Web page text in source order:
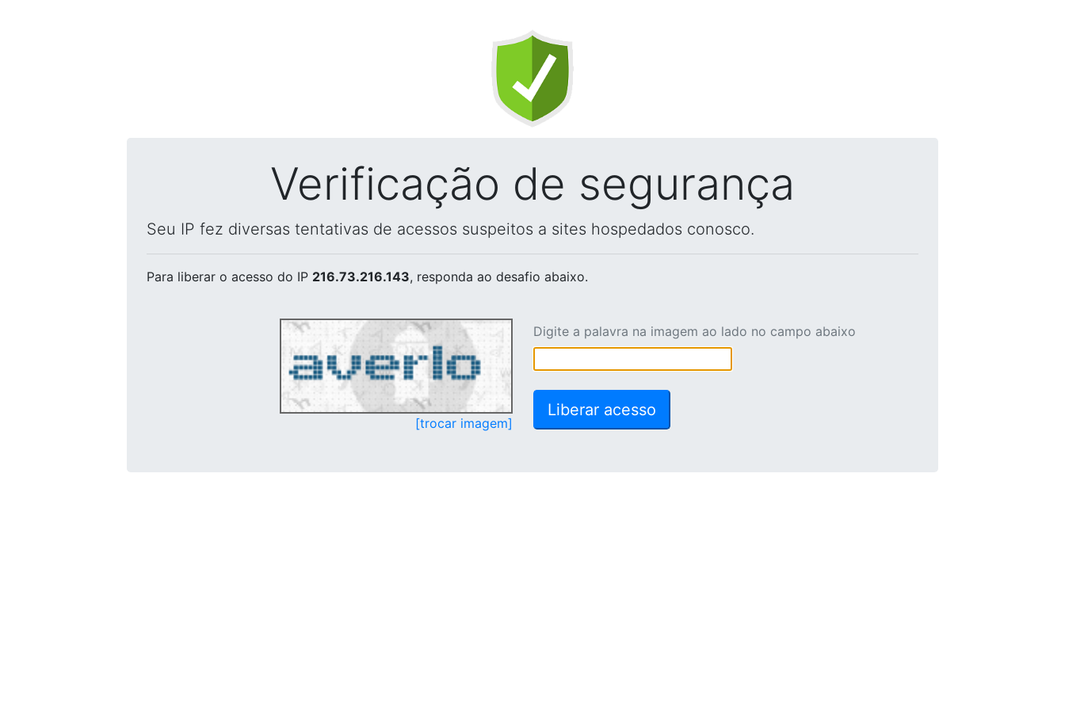
Verificação de segurança
Seu IP fez diversas tentativas de acessos suspeitos a sites hospedados conosco.
Para liberar o acesso do IP 216.73.216.143, responda ao desafio abaixo.
[trocar imagem]
Digite a palavra na imagem ao lado no campo abaixo